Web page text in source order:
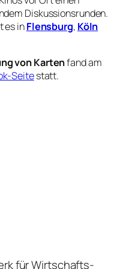
Diskussionsrunden.
es inFlensburg, Köln
von Kartenfand am
Seitestatt.
für Wirtschafts-